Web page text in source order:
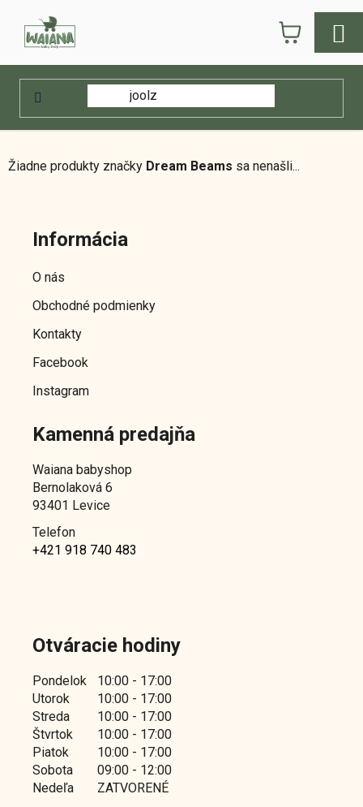
obsah
KOŠÍK
Dream Beams
Žiadne produkty značky Dream Beams sa nenašli...
Informácia
O nás
Obchodné podmienky
Kontakty
Facebook
Instagram
Kamenná predajňa
Waiana babyshop
Bernolaková 6
93401 Levice
Telefon
+421 918 740 483
Otváracie hodiny
Pondelok
10:00 - 17:00
Utorok
10:00 - 17:00
Streda
10:00 - 17:00
Štvrtok
10:00 - 17:00
Piatok
10:00 - 17:00
Sobota
09:00 - 12:00
Nedeľa
ZATVORENÉ